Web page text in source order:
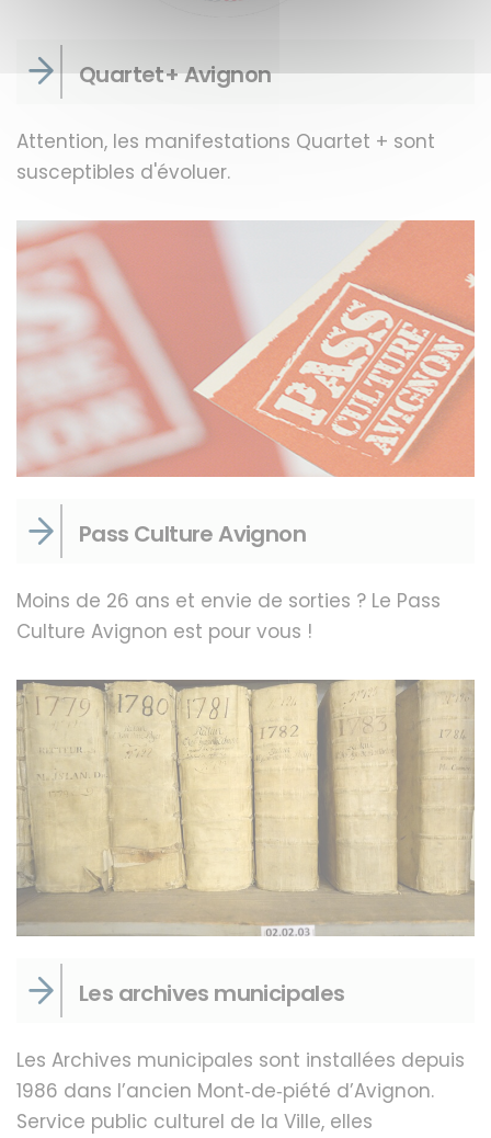
Quartet+ Avignon
Attention, les manifestations Quartet + sont
susceptibles d'évoluer.
Pass Culture Avignon
Moins de 26 ans et envie de sorties ? Le Pass
Culture Avignon est pour vous !
Les archives municipales
Les Archives municipales sont installées depuis
1986 dans l’ancien Mont‐de‐piété d’Avignon.
Service public culturel de la Ville, elles